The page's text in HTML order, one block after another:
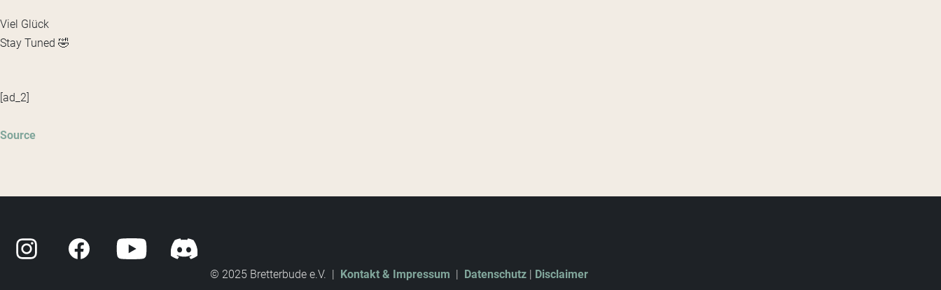
Viel Glück
Stay Tuned 🤣
[ad_2]
Source
© 2025 Bretterbude e.V. | Kontakt & Impressum | Datenschutz | Disclaimer